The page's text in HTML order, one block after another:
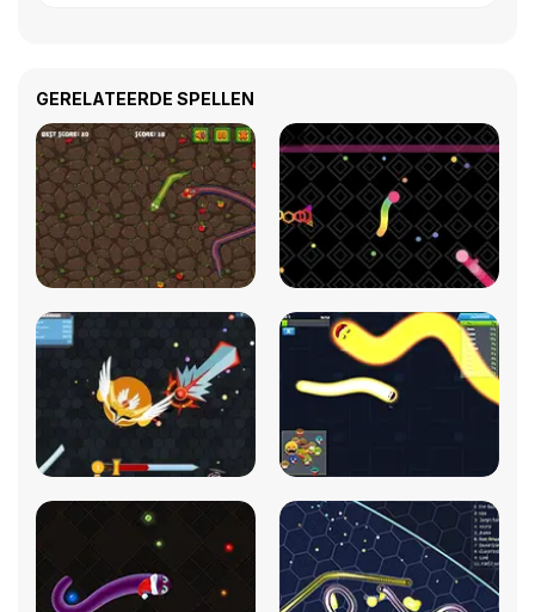
GERELATEERDE SPELLEN